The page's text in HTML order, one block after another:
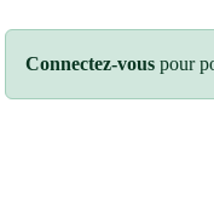
Connectez-vous pour